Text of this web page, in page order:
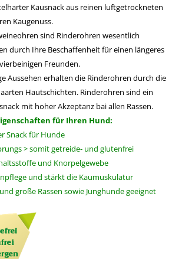
Kausnack aus reinen luftgetrockneten
Kaugenuss.
sind Rinderohren wesentlich
durch Ihre Beschaffenheit für einen längeres
Freunden.
Aussehen erhalten die Rinderohren durch die
Hautschichten. Rinderohren sind ein
mit hoher Akzeptanz bai allen Rassen.
für Ihren Hund:
Snack für Hunde
> somit getreide- und glutenfrei
und Knorpelgewebe
und stärkt die Kaumuskulatur
große Rassen sowie Junghunde geeignet